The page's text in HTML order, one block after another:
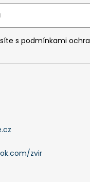
s podmínkami
zvir